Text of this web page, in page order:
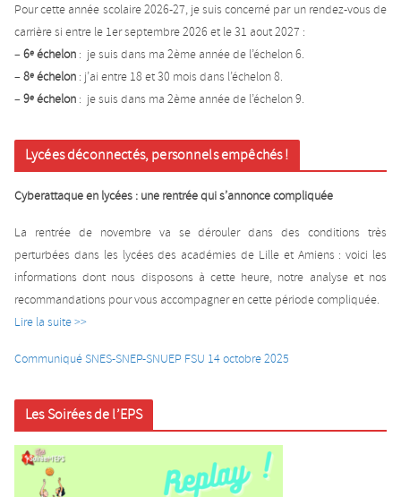
Pour cette année scolaire 2026-27, je suis concerné par un rendez-vous de
carrière si entre le 1er septembre 2026 et le 31 aout 2027 :
–6e échelon : je suis dans ma 2ème année de l’échelon 6.
–8e échelon : j’ai entre 18 et 30 mois dans l’échelon 8.
–9e échelon : je suis dans ma 2ème année de l’échelon 9.
Lycées déconnectés, personnels empêchés !
Cyberattaque en lycées : une rentrée qui s’annonce compliquée
La rentrée de novembre va se dérouler dans des conditions très
perturbées dans les lycées des académies de Lille et Amiens : voici les
informations dont nous disposons à cette heure, notre analyse et nos
recommandations pour vous accompagner en cette période compliquée.
Lire la suite >>
Communiqué SNES-SNEP-SNUEP FSU 14 octobre 2025
Les Soirées de l’EPS